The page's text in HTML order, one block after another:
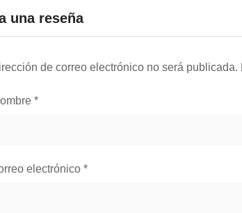
una reseña
de correo electrónico no será publicada.
*
electrónico *